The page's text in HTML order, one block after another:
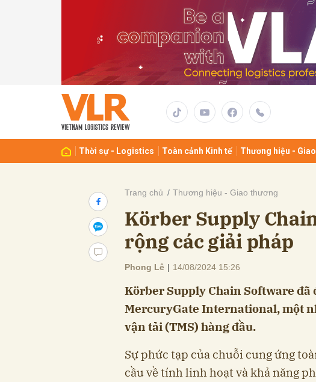
Thời sự - Logistics Toàn cảnh Kinh tế Thương hiệu -
Trang chủ Thương hiệu - Giao thương
Körber Supply
rộng các giải pháp
Phong Lê | 14/08/2024 15:26
Körber Supply Chain Software đã
MercuryGate International, một
vận tải (TMS) hàng đầu.
Sự phức tạp của chuỗi cung ứng
cầu về tính linh hoạt và khả năng
Gửi bình